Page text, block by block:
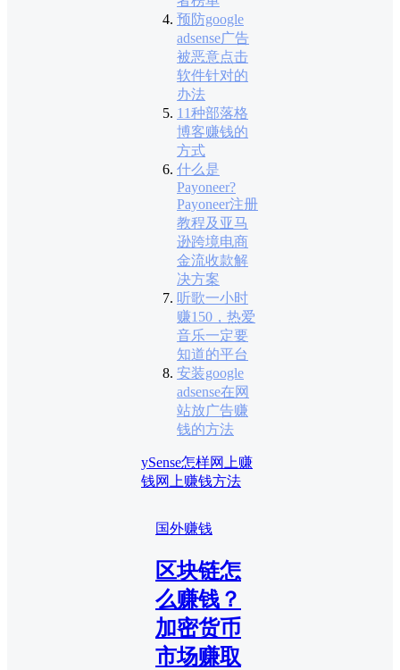
预防google
adsense广告
被恶意点击
软件针对的
办法
11种部落格
博客赚钱的
方式
什么是
Payoneer?
Payoneer注册
教程及亚马
逊跨境电商
金流收款解
决方案
听歌一小时
赚150，热爱
音乐一定要
知道的平台
安装google
adsense在网
站放广告赚
钱的方法
ySense怎样网上赚
钱网上赚钱方法
国外赚钱
区块链怎
么赚钱？
加密货币
市场赚取